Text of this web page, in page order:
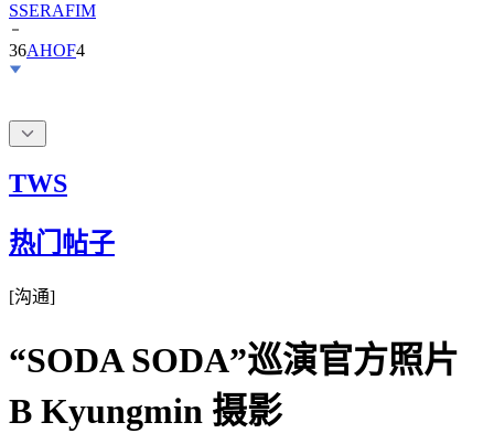
36AHOF4
TWS
热门帖子
[沟通]
“SODA SODA”巡演官方照片
B Kyungmin 摄影